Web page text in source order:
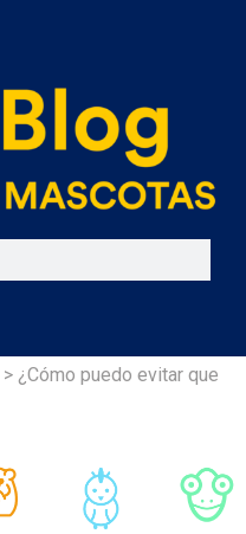
> ¿Cómo puedo evitar que